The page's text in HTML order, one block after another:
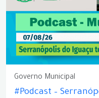
Governo Municipal
#Podcast –